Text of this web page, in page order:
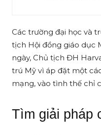
Các trường đại học và
tịch Hội đồng giáo dục
ngày, Chủ tịch ĐH
trú Mỹ vì áp đặt một
mạng, vào tình thế chỉ
Tìm giải pháp